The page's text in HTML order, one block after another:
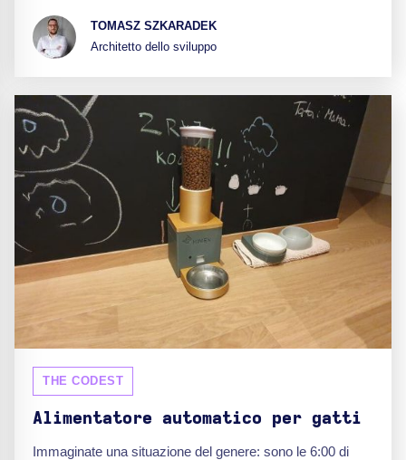
TOMASZ SZKARADEK
Architetto dello sviluppo
THE CODEST
Alimentatore automatico per gatti
Immaginate una situazione del genere: sono le 6:00 di